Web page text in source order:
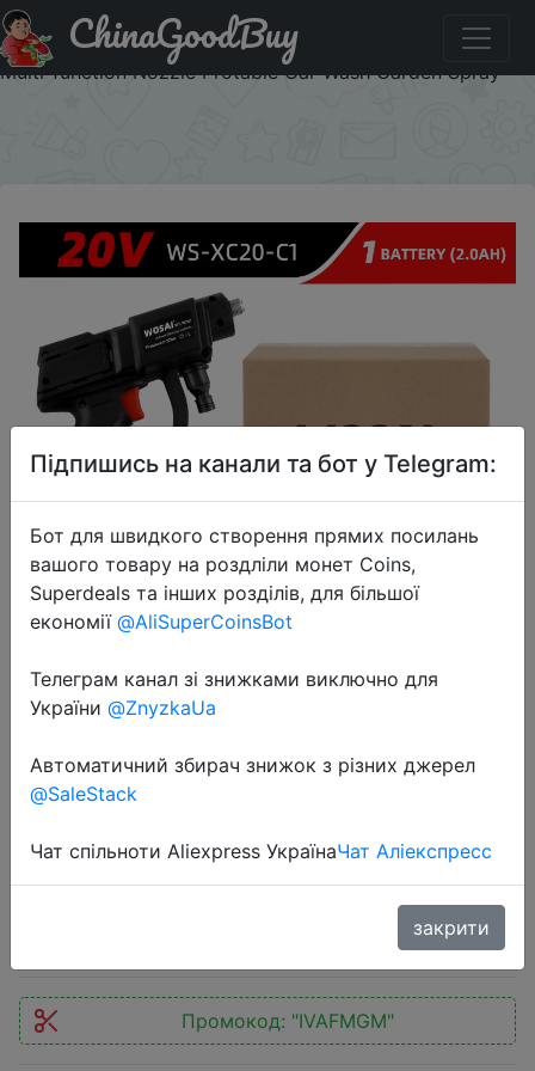
Паридбати з промокодом IVAFMGM WOSAI 20V Electric
Car Washer Gun Wireless High Pressure Cleaner Foam
Multi-function Nozzle Protable Car Wash Garden Spray
ChinaGoodBuy
2022-10-20
Wireless High Pressure Cleaner
Foam Multi-function Nozzle Protable
Car Wash Garden Spray
Промокод: "IVAFMGM"
Підпишись на канали та бот у Telegram:
Бот для швидкого створення прямих посилань
вашого товару на роздліли монет Coins,
Superdeals та інших розділів, для більшої
економії @AliSuperCoinsBot
Телеграм канал зі знижками виключно для
України @ZnyzkaUa
Автоматичний збирач знижок з різних джерел
@SaleStack
Чат спільноти Aliexpress УкраїнаЧат Аліекспресс
закрити